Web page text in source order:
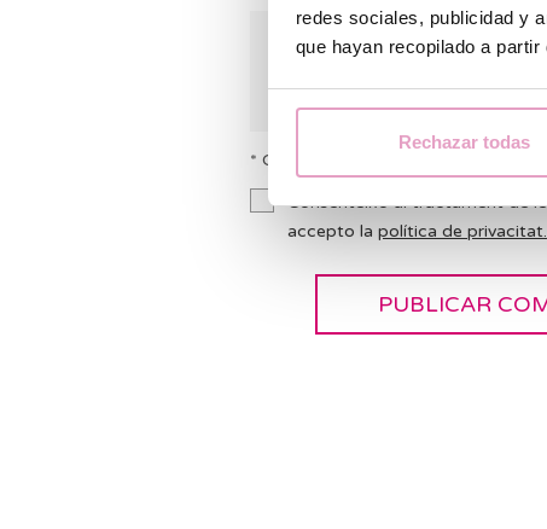
redes sociales, publicidad y
que hayan recopilado a
Rechazar todas
* Camps obligatoris
Consenteixo al tractament de
accepto la política de privacitat.